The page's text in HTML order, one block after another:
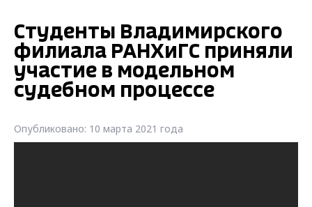
Студенты Владимирского
филиала РАНХиГС приняли
участие в модельном
судебном процессе
Опубликовано: 10 марта 2021 года